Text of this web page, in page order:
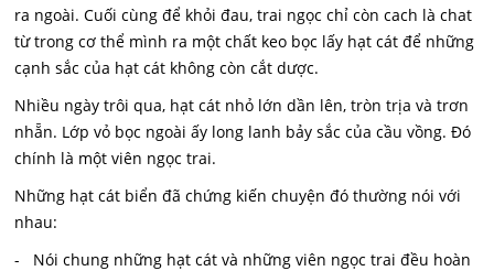
ra ngoài. Cuối cùng để khỏi đau, trai ngọc chỉ còn cach là chat
từ trong cơ thể mình ra một chất keo bọc lấy hạt cát để những
cạnh sắc của hạt cát không còn cắt dược.
Nhiều ngày trôi qua, hạt cát nhỏ lớn dần lên, tròn trịa và trơn
nhẵn. Lớp vỏ bọc ngoài ấy long lanh bảy sắc của cầu vồng. Đó
chính là một viên ngọc trai.
Những hạt cát biển đã chứng kiến chuyện đó thường nói với
nhau:
- Nói chung những hạt cát và những viên ngọc trai đều hoàn